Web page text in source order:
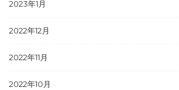
2023年1月
2022年12月
2022年11月
2022年10月